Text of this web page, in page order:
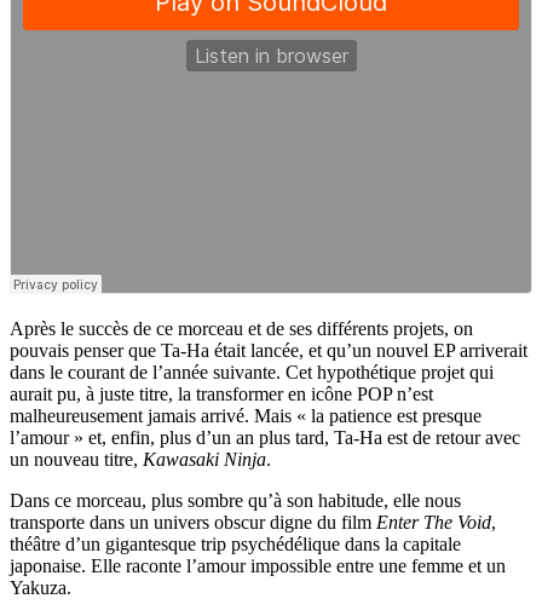
Après le succès de ce morceau et de ses différents projets, on
pouvais penser que Ta-Ha était lancée, et qu’un nouvel EP arriverait
dans le courant de l’année suivante. Cet hypothétique projet qui
aurait pu, à juste titre, la transformer en icône POP n’est
malheureusement jamais arrivé. Mais « la patience est presque
l’amour » et, enfin, plus d’un an plus tard, Ta-Ha est de retour avec
un nouveau titre, Kawasaki Ninja.
Dans ce morceau, plus sombre qu’à son habitude, elle nous
transporte dans un univers obscur digne du film Enter The Void,
théâtre d’un gigantesque trip psychédélique dans la capitale
japonaise. Elle raconte l’amour impossible entre une femme et un
Yakuza.